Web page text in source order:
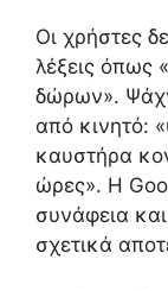
Οι χρήστες
λέξεις όπως
δώρων».
από κινητό:
καυστήρα
ώρες». Η
συνάφεια και
σχετικά